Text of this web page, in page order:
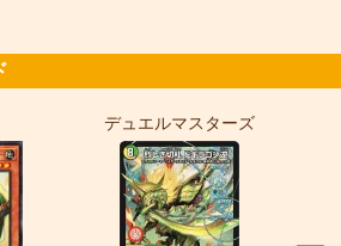
デュエルマスターズ